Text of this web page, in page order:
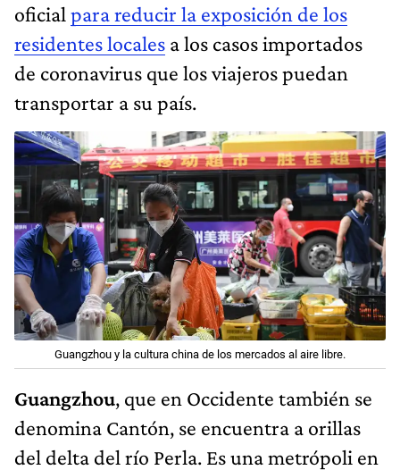
oficial para reducir la exposición de los
residentes locales a los casos importados
de coronavirus que los viajeros puedan
transportar a su país.
Guangzhou y la cultura china de los mercados al aire libre.
Guangzhou, que en Occidente también se
denomina Cantón, se encuentra a orillas
del delta del río Perla. Es una metrópoli en